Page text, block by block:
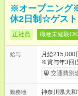
※オープニン
休2日制☆ゲス
正社員 職種未経験OK
給与
月給215,000
※賞与年3回(
給！ ※能力・
用期間】試用
交通費別
勤務地
神奈川県大